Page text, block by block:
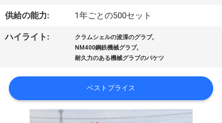
わ
た
た
ち
供給の能力: 1年ごとの500セット
ハイライト: クラムシェルの浚渫のグラブ,
NM400鋼鉄機械グラブ,
耐久力のある機械グラブのバケツ
ベストプライス